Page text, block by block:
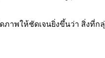
ภาพให้ชัดเจนยิ่งขึ้นว่า สิ่ง